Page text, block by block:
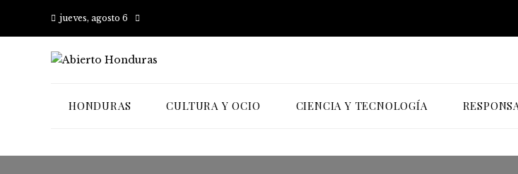
jueves, agosto 6
HONDURAS CULTURA Y OCIO CIENCIA Y TECNOLOGÍA